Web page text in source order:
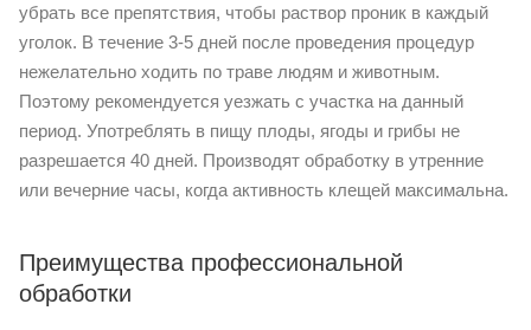
убрать все препятствия, чтобы раствор проник в каждый
уголок. В течение 3-5 дней после проведения процедур
нежелательно ходить по траве людям и животным.
Поэтому рекомендуется уезжать с участка на данный
период. Употреблять в пищу плоды, ягоды и грибы не
разрешается 40 дней. Производят обработку в утренние
или вечерние часы, когда активность клещей максимальна.
Преимущества профессиональной
обработки